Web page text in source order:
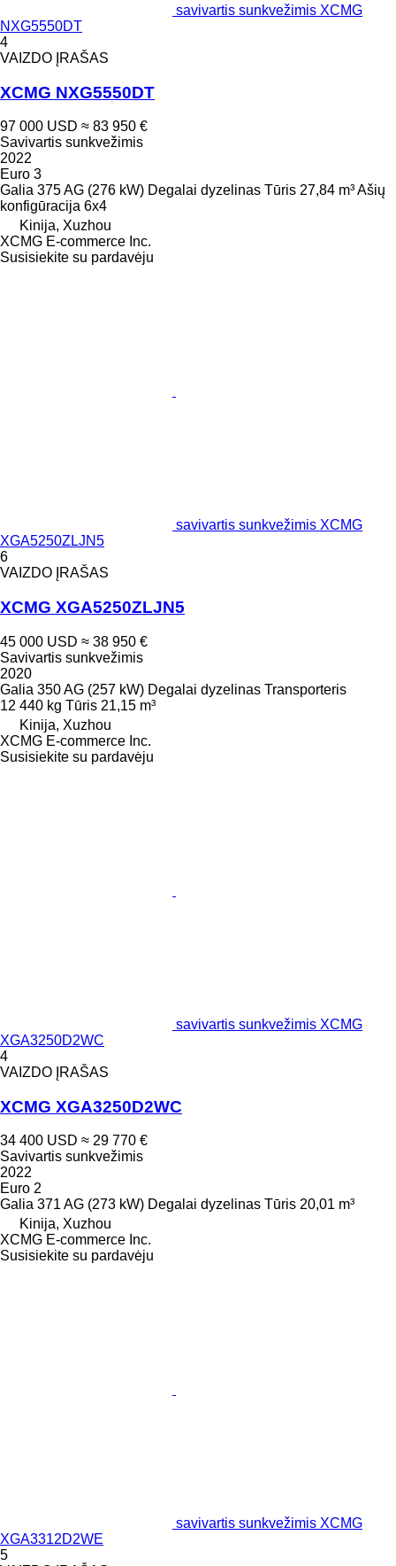
savivartis sunkvežimis XCMG
NXG5550DT
4
VAIZDO ĮRAŠAS
XCMG NXG5550DT
97 000 USD ≈ 83 950 €
Savivartis sunkvežimis
2022
Euro 3
Galia 375 AG (276 kW) Degalai dyzelinas Tūris 27,84 m³Ašių
konfigūracija 6x4
Kinija, Xuzhou
XCMG E-commerce Inc.
Susisiekite su pardavėju
savivartis sunkvežimis XCMG
XGA5250ZLJN5
6
VAIZDO ĮRAŠAS
XCMG XGA5250ZLJN5
45 000 USD ≈ 38 950 €
Savivartis sunkvežimis
2020
Galia 350 AG (257 kW) Degalai dyzelinas Transporteris
12 440 kg Tūris 21,15 m³
Kinija, Xuzhou
XCMG E-commerce Inc.
Susisiekite su pardavėju
savivartis sunkvežimis XCMG
XGA3250D2WC
4
VAIZDO ĮRAŠAS
XCMG XGA3250D2WC
34 400 USD ≈ 29 770 €
Savivartis sunkvežimis
2022
Euro 2
Galia 371 AG (273 kW) Degalai dyzelinas Tūris 20,01 m³
Kinija, Xuzhou
XCMG E-commerce Inc.
Susisiekite su pardavėju
savivartis sunkvežimis XCMG
XGA3312D2WE
5